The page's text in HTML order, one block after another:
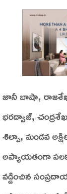
జానీ బాషా,
భరద్వాజ్,
శిల్పా, మండవ
అప్యాయతంగా
వడ్డించిన